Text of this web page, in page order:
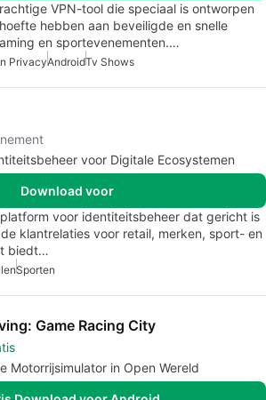
VPN-tool die speciaal is ontworpen
hebben aan beveiligde en snelle
en sportevenementen.…
PrivacyAndroidTv Shows
voor Digitale Ecosystemen
Download voor
voor identiteitsbeheer dat gericht is
klantrelaties voor retail, merken, sport- en
biedt…
Sporten
Game Racing City
Motorrijsimulator in Open Wereld